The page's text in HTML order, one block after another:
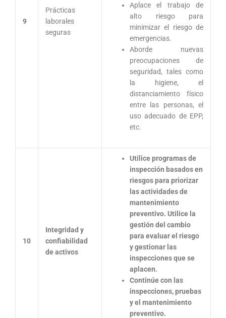
9
Prácticas
laborales
seguras
Aplace el trabajo de
alto riesgo para
minimizar el riesgo de
emergencias.
Aborde nuevas
preocupaciones de
seguridad, tales como
la higiene, el
distanciamiento físico
entre las personas, el
uso adecuado de EPP,
etc.
10
Integridad y
confiabilidad
de activos
Utilice programas de
inspección basados en
riesgos para priorizar
las actividades de
mantenimiento
preventivo. Utilice la
gestión del cambio
para evaluar el riesgo
y gestionar las
inspecciones que se
aplacen.
Continúe con las
inspecciones, pruebas
y el mantenimiento
preventivo.